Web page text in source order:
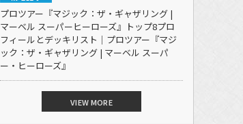
プロツアー『マジック：ザ・ギャザリング |
マーベル スーパーヒーローズ』トップ8プロ
フィールとデッキリスト｜プロツアー『マジ
ック：ザ・ギャザリング | マーベル スーパ
ー・ヒーローズ』
VIEW MORE